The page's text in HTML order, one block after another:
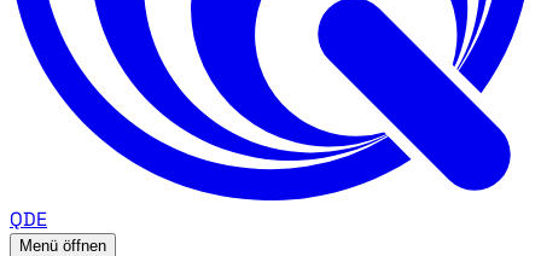
QDE
Menü öffnen